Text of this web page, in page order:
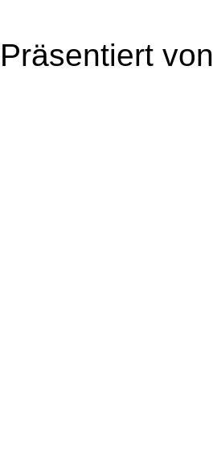
Präsentiert von